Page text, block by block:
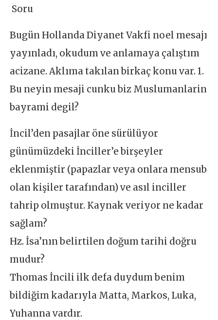
Soru
Bugün Hollanda Diyanet Vakfi noel mesajı
yayınladı, okudum ve anlamaya çalıştım
acizane. Aklıma takılan birkaç konu var. 1.
Bu neyin mesaji cunku biz Muslumanlarin
bayrami degil?
İncil’den pasajlar öne sürülüyor
günümüzdeki İnciller’e birşeyler
eklenmiştir (papazlar veya onlara mensub
olan kişiler tarafından) ve asıl inciller
tahrip olmuştur. Kaynak veriyor ne kadar
sağlam?
Hz. İsa’nın belirtilen doğum tarihi doğru
mudur?
Thomas İncili ilk defa duydum benim
bildiğim kadarıyla Matta, Markos, Luka,
Yuhanna vardır.